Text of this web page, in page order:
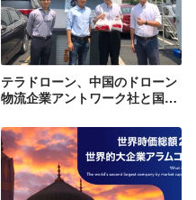
テラドローン、中国のドローン
物流企業アントワーク社と国内
内にてドローン物流システムを
販売開始